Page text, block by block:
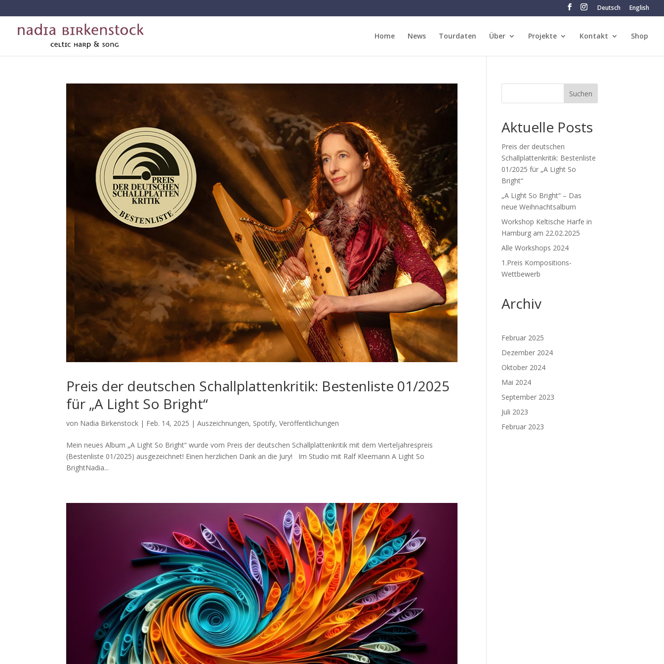
Deutsch English
Home News Tourdaten Über Projekte Kontakt Shop
Preis der deutschen Schallplattenkritik: Bestenliste 01/2025
für „A Light So Bright“
von Nadia Birkenstock | Feb. 14, 2025 |Auszeichnungen, Spotify,Veröffentlichungen
Mein neues Album „A Light So Bright“ wurde vom Preis der deutschen Schallplattenkritik mit dem Vierteljahrespreis
(Bestenliste 01/2025) ausgezeichnet! Einen herzlichen Dank an die Jury! Im Studio mit Ralf Kleemann A Light So
BrightNadia...
Suchen
Aktuelle Posts
Preis der deutschen
Schallplattenkritik: Bestenliste
01/2025 für „A Light So
Bright“
„A Light So Bright“ – Das
neue Weihnachtsalbum
Workshop Keltische Harfe in
Hamburg am 22.02.2025
Alle Workshops 2024
1.Preis Kompositions-
Wettbewerb
Archiv
Februar 2025
Dezember 2024
Oktober 2024
Mai 2024
September 2023
Juli 2023
Februar 2023